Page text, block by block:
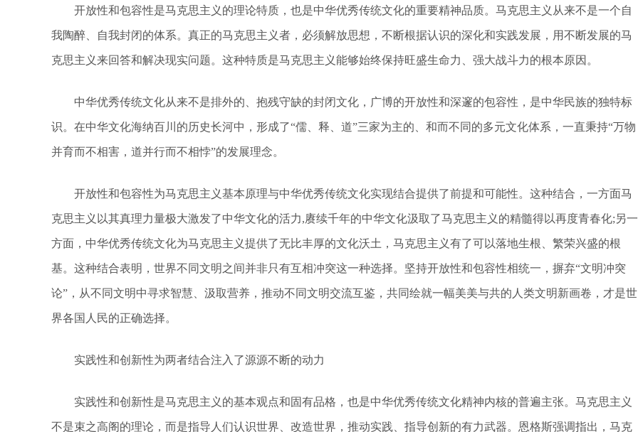
开放性和包容性是马克思主义的理论特质，也是中华优秀传统文化的重要精神品质。马克思主义从来不是一个自
我陶醉、自我封闭的体系。真正的马克思主义者，必须解放思想，不断根据认识的深化和实践发展，用不断发展的马
克思主义来回答和解决现实问题。这种特质是马克思主义能够始终保持旺盛生命力、强大战斗力的根本原因。
中华优秀传统文化从来不是排外的、抱残守缺的封闭文化，广博的开放性和深邃的包容性，是中华民族的独特标
识。在中华文化海纳百川的历史长河中，形成了“儒、释、道”三家为主的、和而不同的多元文化体系，一直秉持“万物
并育而不相害，道并行而不相悖”的发展理念。
开放性和包容性为马克思主义基本原理与中华优秀传统文化实现结合提供了前提和可能性。这种结合，一方面马
克思主义以其真理力量极大激发了中华文化的活力,赓续千年的中华文化汲取了马克思主义的精髓得以再度青春化;另一
方面，中华优秀传统文化为马克思主义提供了无比丰厚的文化沃土，马克思主义有了可以落地生根、繁荣兴盛的根
基。这种结合表明，世界不同文明之间并非只有互相冲突这一种选择。坚持开放性和包容性相统一，摒弃“文明冲突
论”，从不同文明中寻求智慧、汲取营养，推动不同文明交流互鉴，共同绘就一幅美美与共的人类文明新画卷，才是世
界各国人民的正确选择。
实践性和创新性为两者结合注入了源源不断的动力
实践性和创新性是马克思主义的基本观点和固有品格，也是中华优秀传统文化精神内核的普遍主张。马克思主义
不是束之高阁的理论，而是指导人们认识世界、改造世界，推动实践、指导创新的有力武器。恩格斯强调指出，马克